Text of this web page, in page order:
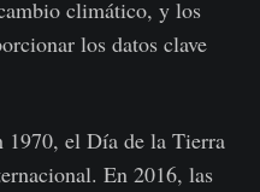
climático, y los
los datos clave
1970, el Día de la Tierra
En 2016, las